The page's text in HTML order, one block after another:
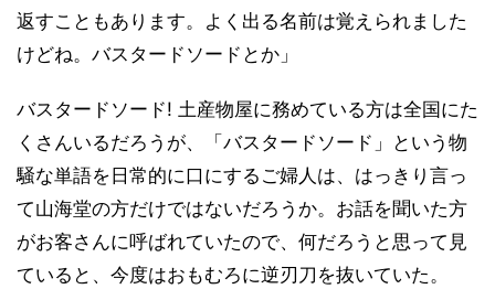
返すこともあります。よく出る名前は覚えられました
けどね。バスタードソードとか」
バスタードソード! 土産物屋に務めている方は全国にた
くさんいるだろうが、「バスタードソード」という物
騒な単語を日常的に口にするご婦人は、はっきり言っ
て山海堂の方だけではないだろうか。お話を聞いた方
がお客さんに呼ばれていたので、何だろうと思って見
ていると、今度はおもむろに逆刃刀を抜いていた。